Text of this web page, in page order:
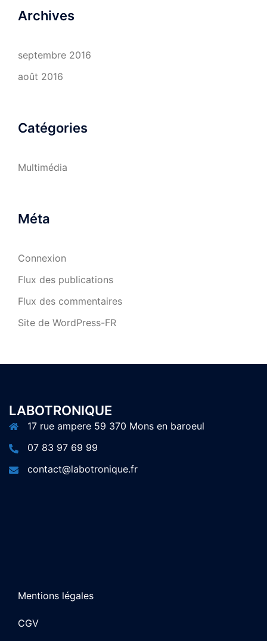
Archives
septembre 2016
août 2016
Catégories
Multimédia
Méta
Connexion
Flux des publications
Flux des commentaires
Site de WordPress-FR
LABOTRONIQUE
17 rue ampere 59 370 Mons en baroeul
07 83 97 69 99
contact@labotronique.fr
Mentions légales
CGV